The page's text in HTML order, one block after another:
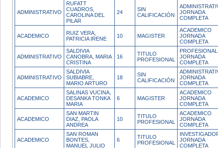
ADMINISTRATIVO
RUFATT
CUADROS,
CAROLINA DEL
PILAR
24
SIN
CALIFICACIÓN
JORNADA
COMPLETA
ACADEMICO
RUIZ VERA,
PATRICIA IRENE
10 MAGISTER
ACADEMICO
JORNADA
COMPLETA
ADMINISTRATIVO
SALDIVIA
CANOBRA, MARIA
CRISTINA
16
TITULO
PROFESIONAL
PROFESIONAL
JORNADA
COMPLETA
ADMINISTRATIVO
SALDIVIA
SUBIABRE,
MARIO ARTURO
18
SIN
CALIFICACIÓN
JORNADA
COMPLETA
ACADEMICO
SALINAS VUCINA,
DESANKA TONKA
MARIA
6 MAGISTER
ACADEMICO
JORNADA
COMPLETA
ACADEMICO
SAN MARTIN
DIAZ, PAOLA
ANDREA
10
TITULO
PROFESIONAL
ACADEMICO
JORNADA
COMPLETA
ACADEMICO
SAN ROMAN
BONTES,
MANUEL JULIO
6
TITULO
PROFESIONAL
JORNADA
COMPLETA